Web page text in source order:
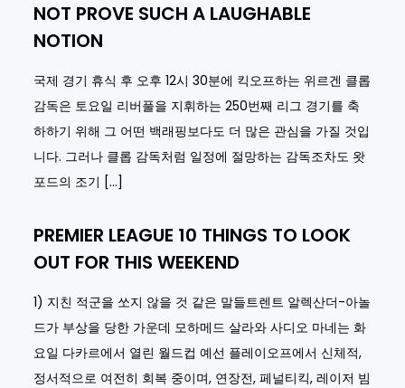
NOT PROVE SUCH A LAUGHABLE
NOTION
국제 경기 휴식 후 오후 12시 30분에 킥오프하는 위르겐 클롭
감독은 토요일 리버풀을 지휘하는 250번째 리그 경기를 축
하하기 위해 그 어떤 백래핑보다도 더 많은 관심을 가질 것입
니다. 그러나 클롭 감독처럼 일정에 절망하는 감독조차도 왓
포드의 조기 […]
PREMIER LEAGUE 10 THINGS TO LOOK
OUT FOR THIS WEEKEND
1) 지친 적군을 쏘지 않을 것 같은 말들트렌트 알렉산더-아놀
드가 부상을 당한 가운데 모하메드 살라와 사디오 마네는 화
요일 다카르에서 열린 월드컵 예선 플레이오프에서 신체적,
정서적으로 여전히 회복 중이며, 연장전, 페널티킥, 레이저 빔